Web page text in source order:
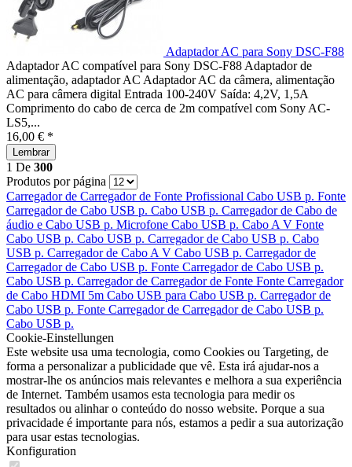
Adaptador AC para Sony DSC-F88
Adaptador AC compatível para Sony DSC-F88 Adaptador de
alimentação, adaptador AC Adaptador AC da câmera, alimentação
AC para câmera digital Entrada 100-240V Saída: 4,2V, 1,5A
Comprimento do cabo de cerca de 2m compatível com Sony AC-
LS5,...
16,00 € *
Lembrar
1 De 300
Produtos por página
Carregador de Carregador de Fonte Profissional Cabo USB p. Fonte
Carregador de Cabo USB p. Cabo USB p. Carregador de Cabo de
áudio e Cabo USB p. Microfone Cabo USB p. Cabo A V Fonte
Cabo USB p. Cabo USB p. Carregador de Cabo USB p. Cabo
USB p. Carregador de Cabo A V Cabo USB p. Carregador de
Carregador de Cabo USB p. Fonte Carregador de Cabo USB p.
Cabo USB p. Carregador de Carregador de Fonte Fonte Carregador
de Cabo HDMI 5m Cabo USB para Cabo USB p. Carregador de
Cabo USB p. Fonte Carregador de Carregador de Cabo USB p.
Cabo USB p.
Cookie-Einstellungen
Este website usa uma tecnologia, como Cookies ou Targeting, de
forma a personalizar a publicidade que vê. Esta irá ajudar-nos a
mostrar-lhe os anúncios mais relevantes e melhora a sua experiência
de Internet. Também usamos esta tecnologia para medir os
resultados ou alinhar o conteúdo do nosso website. Porque a sua
privacidade é importante para nós, estamos a pedir a sua autorização
para usar estas tecnologias.
Konfiguration